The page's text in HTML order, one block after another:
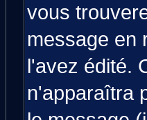
vous
message en
l'avez édité.
n'apparaîtra